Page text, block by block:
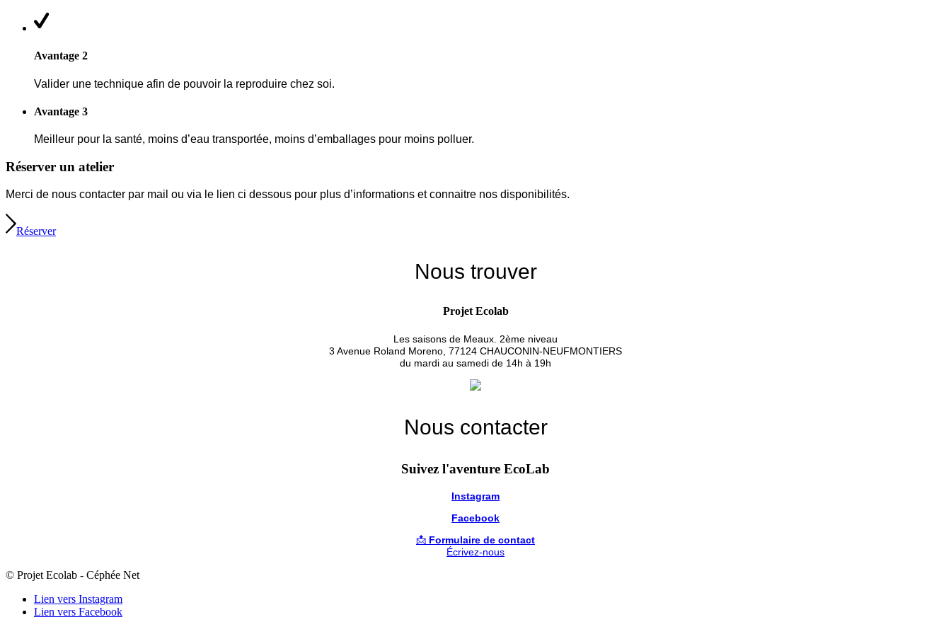
Avantage 2
Valider une technique afin de pouvoir la reproduire chez soi.
Avantage 3
Meilleur pour la santé, moins d’eau transportée, moins d’emballages pour moins polluer.
Réserver un atelier
Merci de nous contacter par mail ou via le lien ci dessous pour plus d’informations et connaitre nos disponibilités.
Réserver
Nous trouver
Projet Ecolab
Les saisons de Meaux. 2ème niveau
3 Avenue Roland Moreno, 77124 CHAUCONIN-NEUFMONTIERS
du mardi au samedi de 14h à 19h
Nous contacter
Suivez l'aventure EcoLab
Instagram
Facebook
📩 Formulaire de contact
Écrivez-nous
© Projet Ecolab - Céphée Net
Lien vers Instagram
Lien vers Facebook